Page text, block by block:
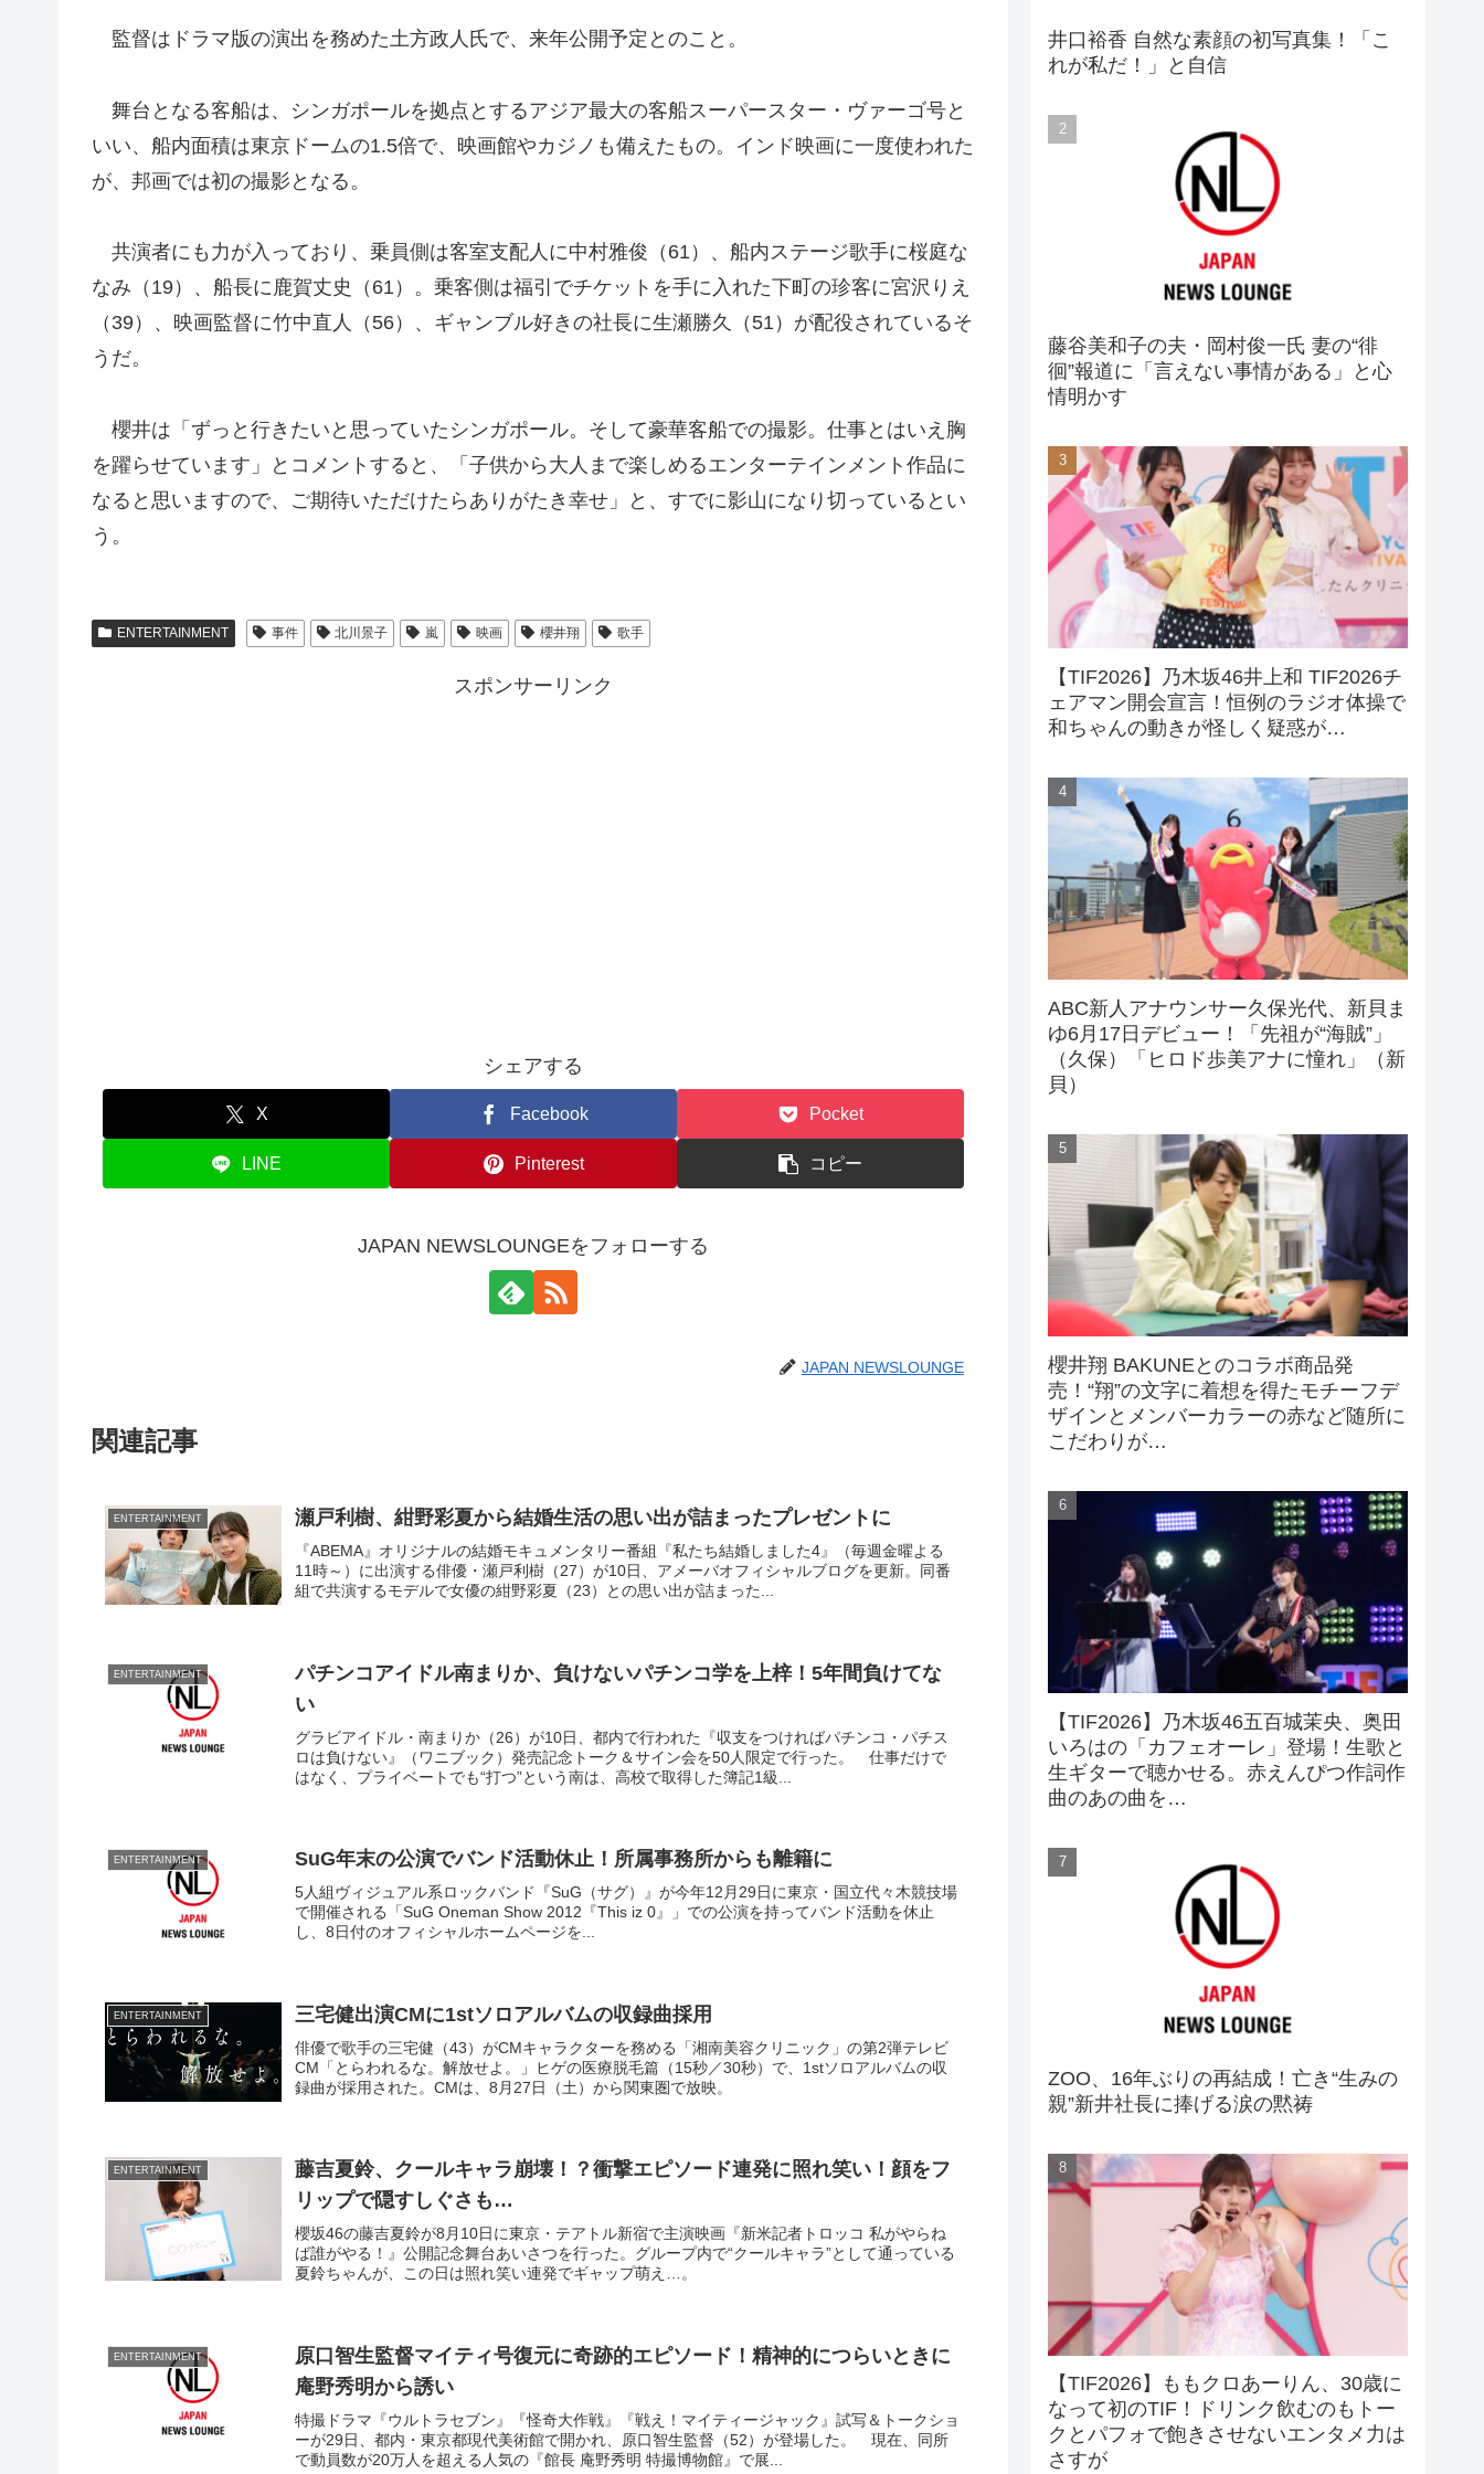
監督はドラマ版の演出を務めた土方政人氏で、来年公開予定とのこと。
舞台となる客船は、シンガポールを拠点とするアジア最大の客船スーパースター・ヴァーゴ号と
いい、船内面積は東京ドームの1.5倍で、映画館やカジノも備えたもの。インド映画に一度使われた
が、邦画では初の撮影となる。
共演者にも力が入っており、乗員側は客室支配人に中村雅俊（61）、船内ステージ歌手に桜庭な
なみ（19）、船長に鹿賀丈史（61）。乗客側は福引でチケットを手に入れた下町の珍客に宮沢りえ
（39）、映画監督に竹中直人（56）、ギャンブル好きの社長に生瀬勝久（51）が配役されているそ
うだ。
櫻井は「ずっと行きたいと思っていたシンガポール。そして豪華客船での撮影。仕事とはいえ胸
を躍らせています」とコメントすると、「子供から大人まで楽しめるエンターテインメント作品に
なると思いますので、ご期待いただけたらありがたき幸せ」と、すでに影山になり切っているとい
う。
ENTERTAINMENT 事件 北川景子 嵐 映画 櫻井翔 歌手
スポンサーリンク
シェアする
X Facebook Pocket
LINE Pinterest コピー
JAPAN NEWSLOUNGEをフォローする
JAPAN NEWSLOUNGE
関連記事
ENTERTAINMENT 瀬戸利樹、紺野彩夏から結婚生活の思い出が詰まったプレゼントに
『ABEMA』オリジナルの結婚モキュメンタリー番組『私たち結婚しました4』（毎週金曜よる
11時～）に出演する俳優・瀬戸利樹（27）が10日、アメーバオフィシャルブログを更新。同番
組で共演するモデルで女優の紺野彩夏（23）との思い出が詰まった...
ENTERTAINMENT
パチンコアイドル南まりか、負けないパチンコ学を上梓！5年間負けてな
い
グラビアイドル・南まりか（26）が10日、都内で行われた『収支をつければパチンコ・パチス
ロは負けない』（ワニブック）発売記念トーク＆サイン会を50人限定で行った。 仕事だけで
はなく、プライベートでも“打つ”という南は、高校で取得した簿記1級...
ENTERTAINMENT SuG年末の公演でバンド活動休止！所属事務所からも離籍に
5人組ヴィジュアル系ロックバンド『SuG（サグ）』が今年12月29日に東京・国立代々木競技場
で開催される「SuG Oneman Show 2012『This iz 0』」での公演を持ってバンド活動を休止
し、8日付のオフィシャルホームページを...
ENTERTAINMENT 三宅健出演CMに1stソロアルバムの収録曲採用
俳優で歌手の三宅健（43）がCMキャラクターを務める「湘南美容クリニック」の第2弾テレビ
CM「とらわれるな。解放せよ。」ヒゲの医療脱毛篇（15秒／30秒）で、1stソロアルバムの収
録曲が採用された。CMは、8月27日（土）から関東圏で放映。
ENTERTAINMENT
藤吉夏鈴、クールキャラ崩壊！？衝撃エピソード連発に照れ笑い！顔をフ
リップで隠すしぐさも…
櫻坂46の藤吉夏鈴が8月10日に東京・テアトル新宿で主演映画『新米記者トロッコ 私がやらね
ば誰がやる！』公開記念舞台あいさつを行った。グループ内で“クールキャラ”として通っている
夏鈴ちゃんが、この日は照れ笑い連発でギャップ萌え…。
ENTERTAINMENT
原口智生監督マイティ号復元に奇跡的エピソード！精神的につらいときに
庵野秀明から誘い
特撮ドラマ『ウルトラセブン』『怪奇大作戦』『戦え！マイティージャック』試写＆トークショ
ーが29日、都内・東京都現代美術館で開かれ、原口智生監督（52）が登場した。 現在、同所
で動員数が20万人を超える人気の『館長 庵野秀明 特撮博物館』で展...
井口裕香 自然な素顔の初写真集！「こ
れが私だ！」と自信
藤谷美和子の夫・岡村俊一氏 妻の“徘
徊”報道に「言えない事情がある」と心
情明かす
【TIF2026】乃木坂46井上和 TIF2026チ
ェアマン開会宣言！恒例のラジオ体操で
和ちゃんの動きが怪しく疑惑が…
ABC新人アナウンサー久保光代、新貝ま
ゆ6月17日デビュー！「先祖が“海賊”」
（久保）「ヒロド歩美アナに憧れ」（新
貝）
櫻井翔 BAKUNEとのコラボ商品発
売！“翔”の文字に着想を得たモチーフデ
ザインとメンバーカラーの赤など随所に
こだわりが…
【TIF2026】乃木坂46五百城茉央、奥田
いろはの「カフェオーレ」登場！生歌と
生ギターで聴かせる。赤えんぴつ作詞作
曲のあの曲を…
ZOO、16年ぶりの再結成！亡き“生みの
親”新井社長に捧げる涙の黙祷
【TIF2026】ももクロあーりん、30歳に
なって初のTIF！ドリンク飲むのもトー
クとパフォで飽きさせないエンタメ力は
さすが